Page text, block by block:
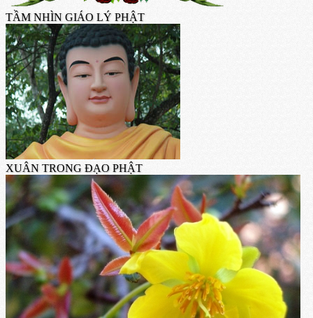
TẦM NHÌN GIÁO LÝ PHẬT
XUÂN TRONG ĐẠO PHẬT